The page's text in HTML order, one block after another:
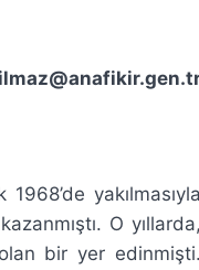
yakılmasıyla
O yıllarda,
bir yer edinmişti.